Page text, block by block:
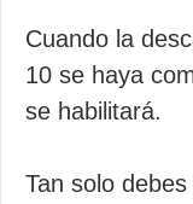
Cuando la
10 se haya
se habilitará.
Tan solo